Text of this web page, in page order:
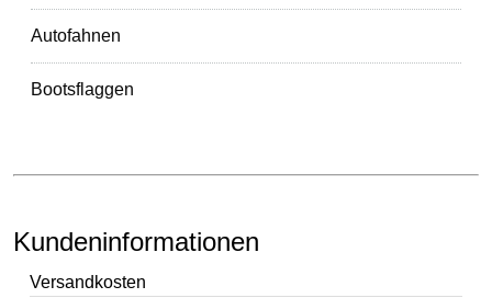
Autofahnen
Bootsflaggen
Kundeninformationen
Versandkosten